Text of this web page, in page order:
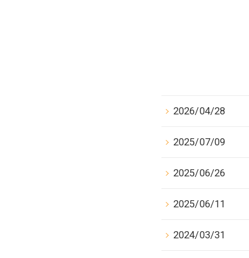
2026/04/28
2025/07/09
2025/06/26
2025/06/11
2024/03/31